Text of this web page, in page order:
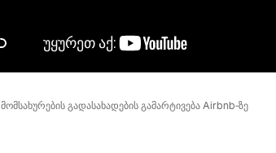
მომსახურების გადასახადების გამარტივება Airbnb‑ზე